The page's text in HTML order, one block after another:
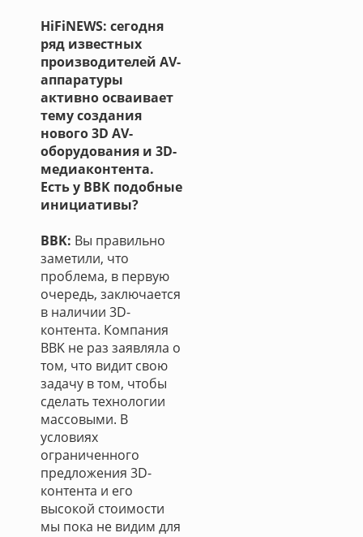
HiFiNEWS: сегодня
ряд известных
производителей AV-
аппаратуры
активно осваивает
тему создания
нового 3D AV-
оборудования и 3D-
медиаконтента.
Есть у BBK подобные
инициативы?
BBK: Вы правильно
заметили, что
проблема, в первую
очередь, заключается
в наличии 3D-
контента. Компания
BBK не раз заявляла о
том, что видит свою
задачу в том, чтобы
сделать технологии
массовыми. В
условиях
ограниченного
предложения 3D-
контента и его
высокой стоимости
мы пока не видим для